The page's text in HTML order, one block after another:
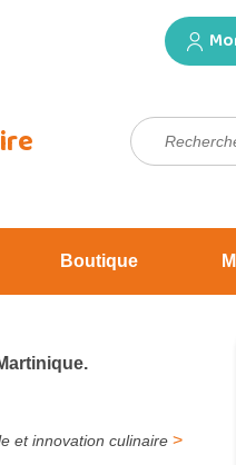
Rechercher :
Boutique
et innovation culinaire >